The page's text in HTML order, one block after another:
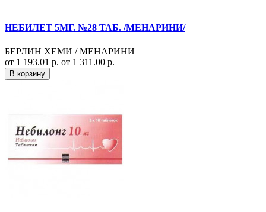
НЕБИЛЕТ 5МГ. №28 ТАБ. /МЕНАРИНИ/
БЕРЛИН ХЕМИ / МЕНАРИНИ
от 1 193.01 р. от 1 311.00 р.
В корзину